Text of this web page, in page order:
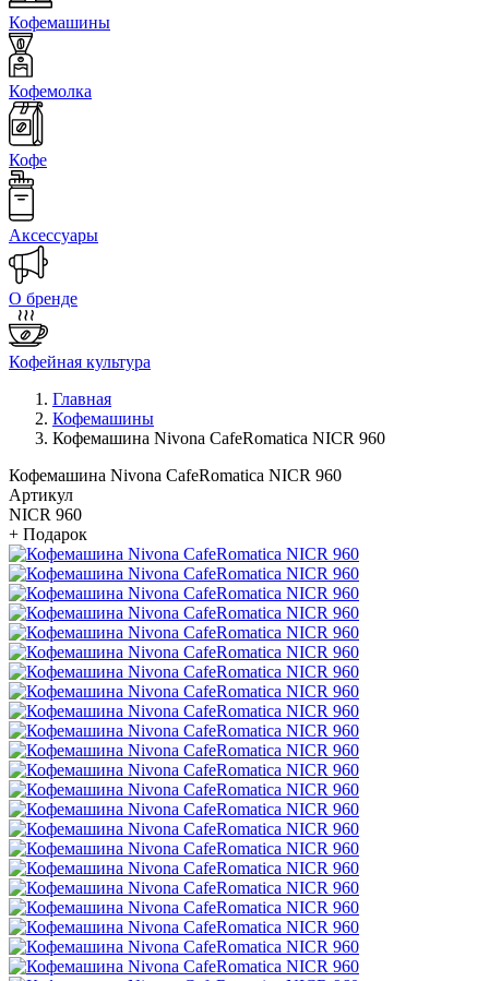
Кофемашины
Кофемолка
Кофе
Аксессуары
О бренде
Кофейная культура
Главная
Кофемашины
Кофемашина Nivona CafeRomatica NICR 960
Кофемашина Nivona CafeRomatica NICR 960
Артикул
NICR 960
+ Подарок